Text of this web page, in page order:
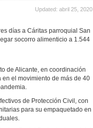
Updated: abril 25, 2020
días a Cáritas parroquial San
socorro alimenticio a 1.544
de Alicante, en coordinación
el movimiento de más de 40
de Protección Civil, con
para su empaquetado en